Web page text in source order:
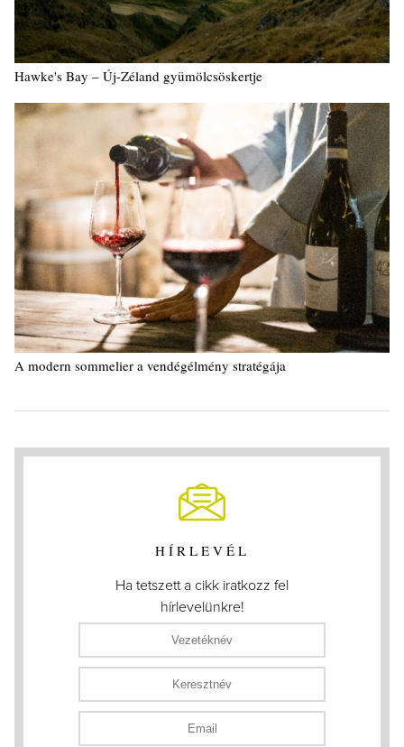
Hawke's Bay – Új-Zéland gyümölcsöskertje
A modern sommelier a vendégélmény stratégája
HÍRLEVÉL
Ha tetszett a cikk iratkozz fel
hírlevelünkre!